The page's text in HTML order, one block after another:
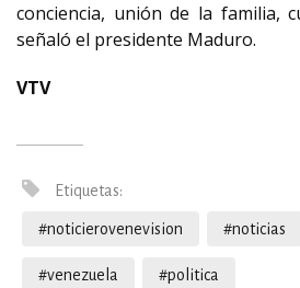
conciencia, unión de la familia,
señaló el presidente Maduro.
VTV
Etiquetas:
#noticierovenevision #noticias
#venezuela #politica